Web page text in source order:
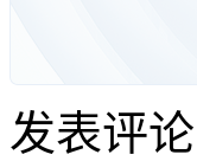
发表评论